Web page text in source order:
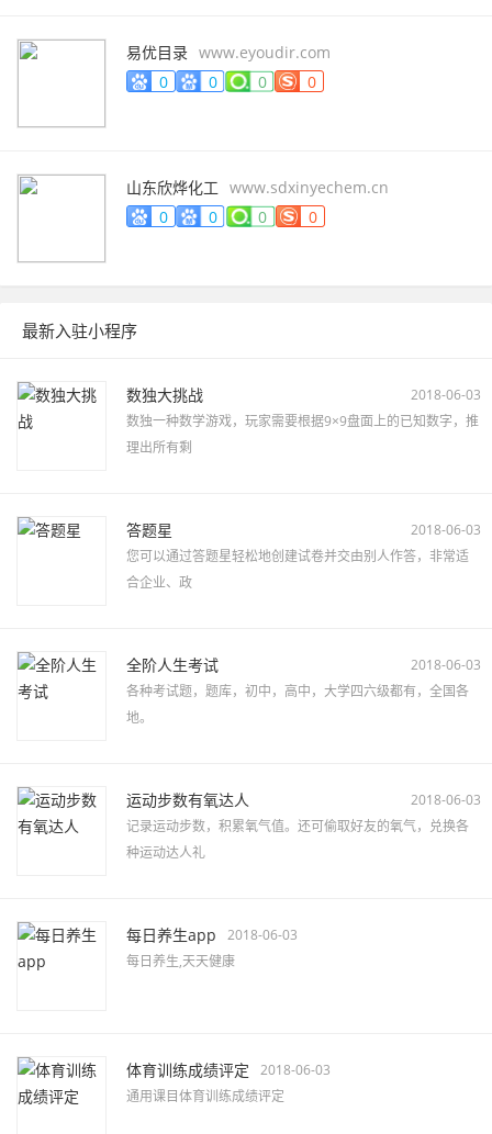
易优目录 www.eyoudir.com
0
0 0 0
山东欣烨化工 www.sdxinyechem.cn
0
0 0 0
最新入驻小程序
数独大挑战
2018-06-03
数独一种数学游戏，玩家需要根据9×9盘面上的已知数字，推
理出所有剩
答题星
2018-06-03
您可以通过答题星轻松地创建试卷并交由别人作答，非常适
合企业、政
全阶人生考试
2018-06-03
各种考试题，题库，初中，高中，大学四六级都有，全国各
地。
运动步数有氧达人
2018-06-03
记录运动步数，积累氧气值。还可偷取好友的氧气，兑换各
种运动达人礼
每日养生app
2018-06-03
每日养生,天天健康
体育训练成绩评定
2018-06-03
通用课目体育训练成绩评定